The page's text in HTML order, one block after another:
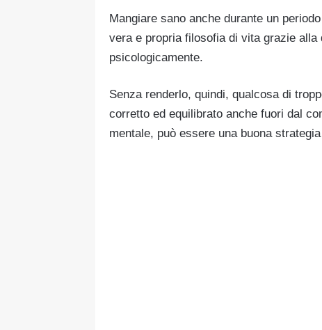
Mangiare sano anche durante un
vera e propria filosofia di vita grazie
psicologicamente.
Senza renderlo, quindi, qualcosa di
corretto ed equilibrato anche fuori dal
mentale, può essere una buona